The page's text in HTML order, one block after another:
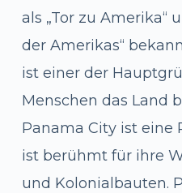
als „Tor zu Amerika“
der Amerikas“
ist einer der
Menschen das Land
Panama City ist eine
ist berühmt für ihre
und Kolonialbauten.